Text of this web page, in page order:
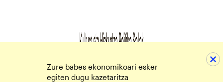
Zure babes ekonomikoari esker
egiten dugu kazetaritza